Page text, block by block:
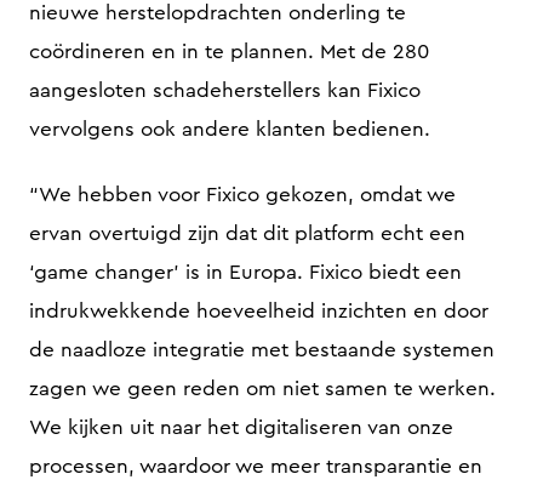
nieuwe herstelopdrachten onderling te
coördineren en in te plannen. Met de 280
aangesloten schadeherstellers kan Fixico
vervolgens ook andere klanten bedienen.
“We hebben voor Fixico gekozen, omdat we
ervan overtuigd zijn dat dit platform echt een
‘game changer’ is in Europa. Fixico biedt een
indrukwekkende hoeveelheid inzichten en door
de naadloze integratie met bestaande systemen
zagen we geen reden om niet samen te werken.
We kijken uit naar het digitaliseren van onze
processen, waardoor we meer transparantie en